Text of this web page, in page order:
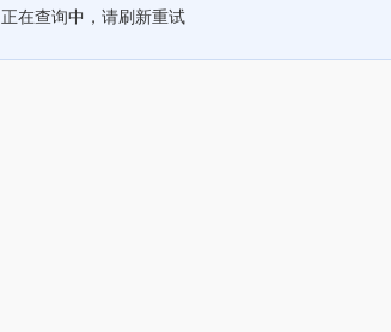
正在查询中，请刷新重试